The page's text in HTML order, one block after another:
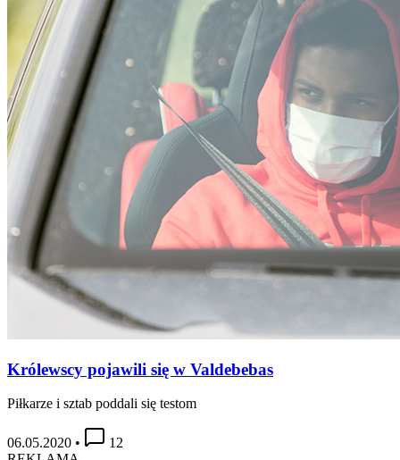
Królewscy pojawili się w Valdebebas
Piłkarze i sztab poddali się testom
06.05.2020 •
12